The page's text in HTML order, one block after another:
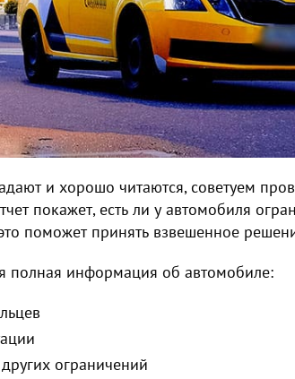
и хорошо читаются, советуем
покажет, есть ли у автомобиля
поможет принять взвешенное
полная информация об автомобиле:
ограничений